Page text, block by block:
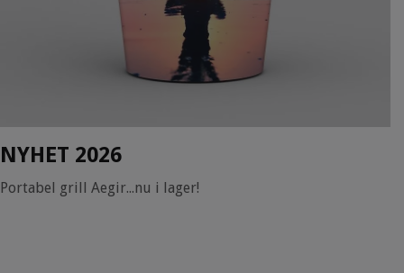
NYHET 2026
Portabel grill Aegir...nu i lager!